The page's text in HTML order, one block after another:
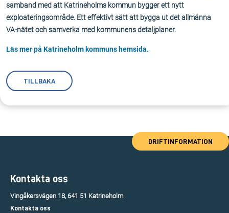
samband med att Katrineholms kommun bygger ett nytt
exploateringsområde. Ett effektivt sätt att bygga ut det allmänna
VA-nätet och samverka med kommunens detaljplaner.
Läs mer på Katrineholm kommuns hemsida.
TILLBAKA
DRIFTINFORMATION
Kontakta oss
Vingåkersvägen 18, 641 51 Katrineholm
Kontakta oss